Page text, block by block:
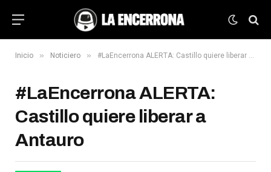
Inicio » Noticiero » #LaEncerrona ALERTA: Castillo quiere liberar a Antauro
#LaEncerrona ALERTA:
Castillo quiere liberar a
Antauro